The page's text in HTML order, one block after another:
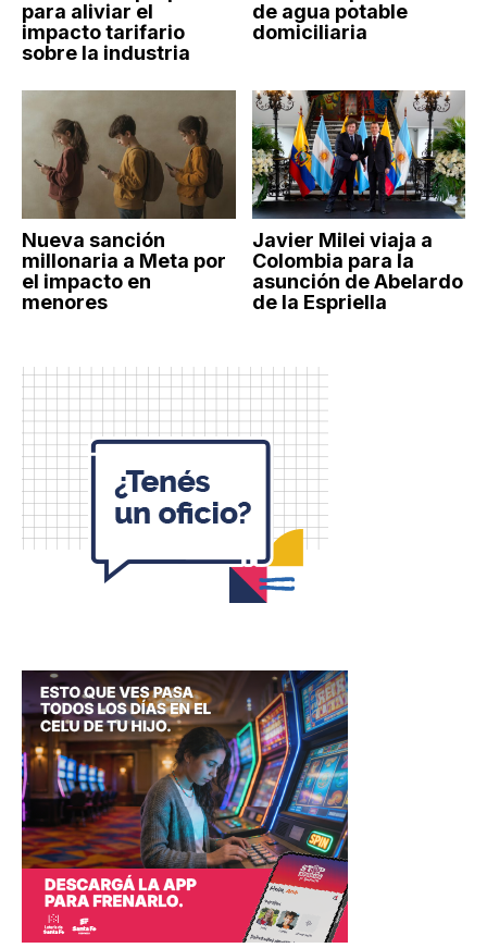
para aliviar el
impacto tarifario
sobre la industria
de agua potable
domiciliaria
Nueva sanción
millonaria a Meta por
el impacto en
menores
Javier Milei viaja a
Colombia para la
asunción de Abelardo
de la Espriella